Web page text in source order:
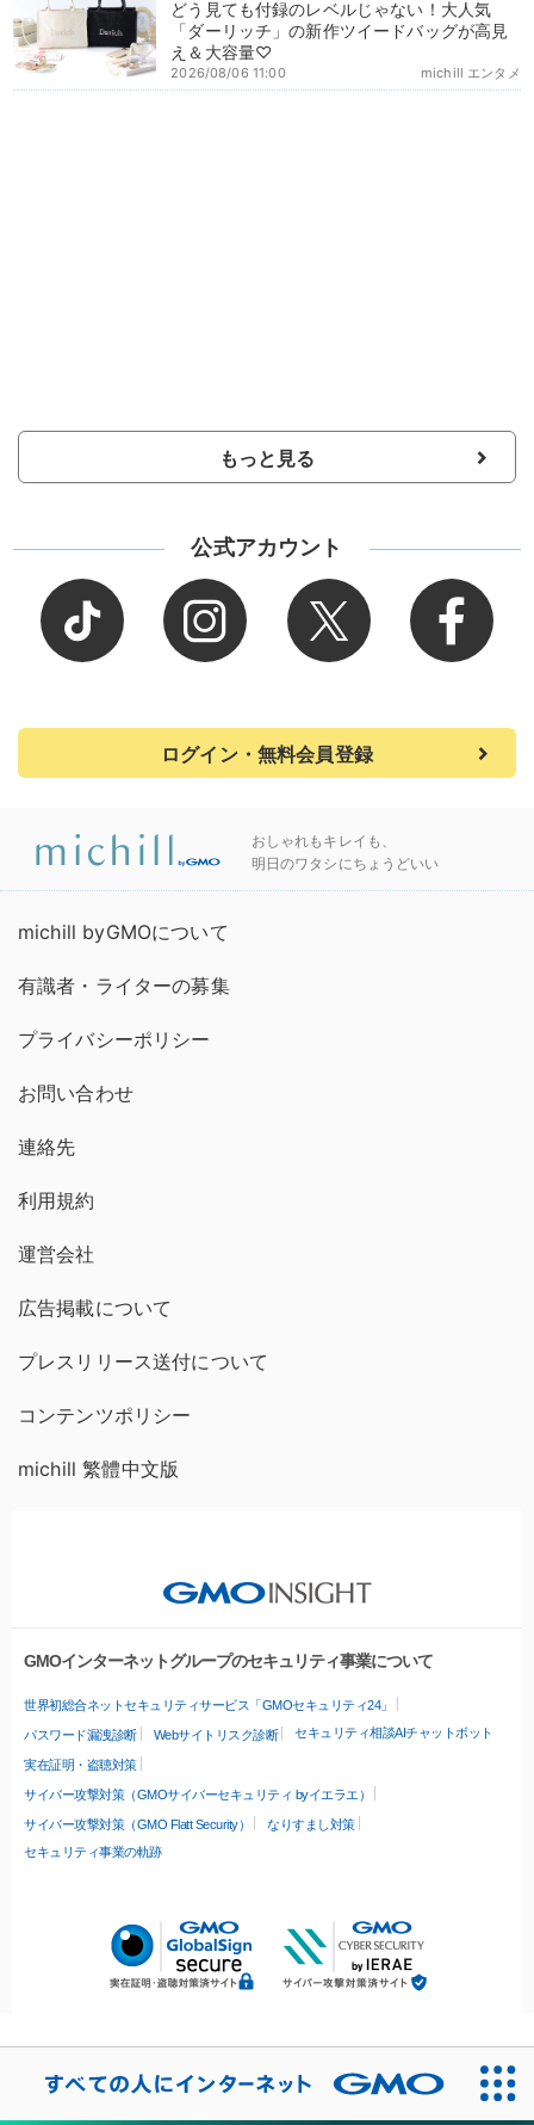
どう見ても付録のレベルじゃない！大人気
「ダーリッチ」の新作ツイードバッグが高見
え＆大容量♡
michill エンタメ
2026/08/06 11:00
もっと見る
公式アカウント
ログイン・無料会員登録
おしゃれもキレイも、
明日のワタシにちょうどいい
michill byGMOについて
有識者・ライターの募集
プライバシーポリシー
お問い合わせ
連絡先
利用規約
運営会社
広告掲載について
プレスリリース送付について
コンテンツポリシー
michill 繁體中文版
GMOインターネットグループのセキュリティ事業について
世界初総合ネットセキュリティサービス「GMOセキュリティ24」
パスワード漏洩診断 Webサイトリスク診断 セキュリティ相談AIチャットボット
実在証明・盗聴対策
サイバー攻撃対策（GMOサイバーセキュリティ byイエラエ）
サイバー攻撃対策（GMO Flatt Security）
なりすまし対策
セキュリティ事業の軌跡